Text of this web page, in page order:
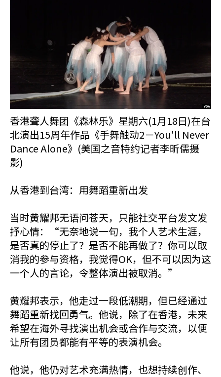
香港聋人舞团《森林乐》星期六(1月18日)在台
北演出15周年作品《手舞触动2－You'll Never
Dance Alone》(美国之音特约记者李昕儒摄
影)
从香港到台湾：用舞蹈重新出发
当时黄耀邦无语问苍天，只能社交平台发文发
抒心情：“无奈地说一句，我个人艺术生涯，
是否真的停止了？是否不能再做了？你可以取
消我的参与资格，我觉得OK，但不可以因为这
一个人的言论，令整体演出被取消。”
黄耀邦表示，他走过一段低潮期，但已经通过
舞蹈重新找回勇气。他说，除了在香港，未来
希望在海外寻找演出机会或合作与交流，以便
让所有团员都能有平等的表演机会。
他说，他仍对艺术充满热情，也想持续创作、